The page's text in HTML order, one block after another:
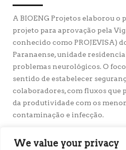
We value your privacy
A BIOENG Projetos elaborou
projeto para aprovação pela
conhecido como PROJEVISA)
Paranaense, unidade
problemas neurológicos. O
sentido de estabelecer
colaboradores, com fluxos que
da produtividade com os
contaminação e infecção.
Município:Curitiba, PR – Brasil